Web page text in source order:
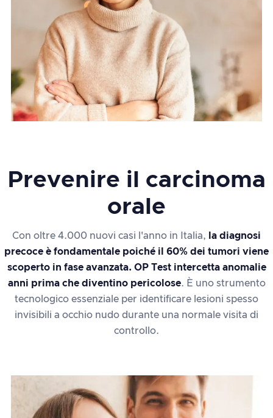
Prevenire il carcinoma
orale
Con oltre 4.000 nuovi casi l'anno in Italia,
la diagnosi
precoce è fondamentale poiché il 60% dei tumori viene
scoperto in fase avanzata. OP Test intercetta anomalie
anni prima che diventino pericolose. È uno strumento
tecnologico essenziale per identificare lesioni spesso
invisibili a occhio nudo durante una normale visita di
controllo.